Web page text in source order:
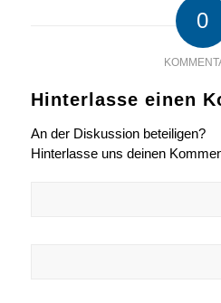
0
Hinterlasse einen
An der Diskussion beteiligen?
Hinterlasse uns deinen